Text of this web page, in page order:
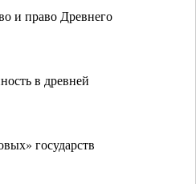
и право Древнего
в древней
государств